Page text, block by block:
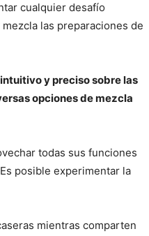
cualquier desafío
las preparaciones de
y preciso sobre las
opciones de mezcla
todas sus funciones
posible experimentar la
mientras comparten